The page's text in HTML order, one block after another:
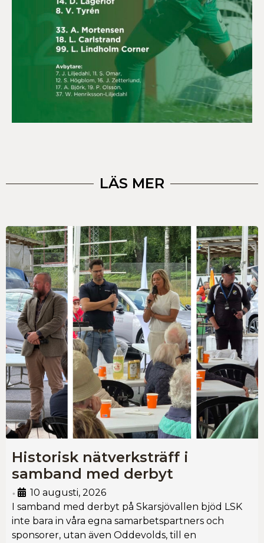
LÄS MER
Historisk nätverksträff i
samband med derbyt
•
10 augusti, 2026
I samband med derbyt på Skarsjövallen bjöd LSK
inte bara in våra egna samarbetspartners och
sponsorer, utan även Oddevolds, till en